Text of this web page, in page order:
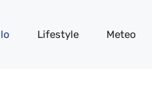
Lifestyle Meteo